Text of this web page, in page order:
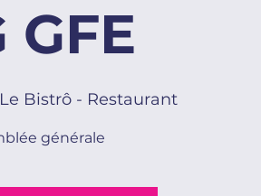
GFE
Le Bistrô - Restaurant
générale